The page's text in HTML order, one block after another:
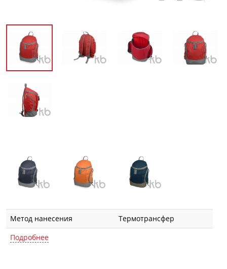
Метод нанесения
Термотрансфер
Подробнее